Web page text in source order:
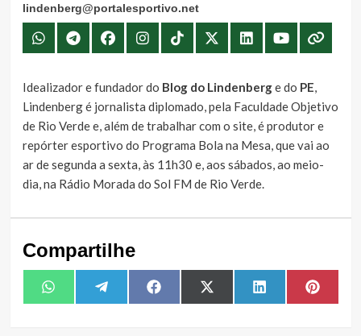
lindenberg@portalesportivo.net
Idealizador e fundador do Blog do Lindenberge do PE
Lindenberg é jornalista diplomado, pela Faculdade Objetivo
de Rio Verde e, além de trabalhar com o site, é produtor e
repórter esportivo do Programa Bola na Mesa, que vai ao
ar de segunda a sexta, às 11h30 e, aos sábados, ao meio-
dia, na Rádio Morada do Sol FM de Rio Verde.
Compartilhe
Share
on
WhatsAppShare
on
TelegramShare
on
FacebookShare
on
X
(Twitter)
Share
on
LinkedIn Share
on